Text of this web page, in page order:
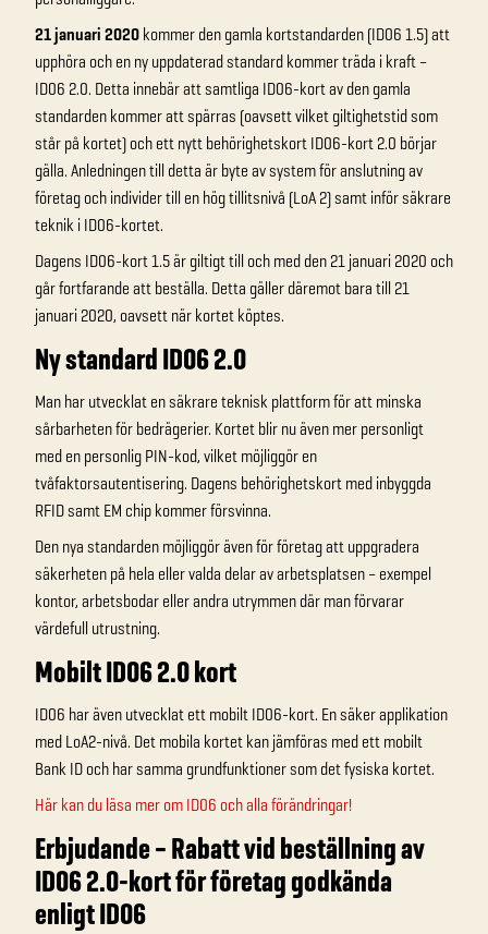
21 januari 2020kommer den gamla kortstandarden (ID06 1.5) att
upphöra och en ny uppdaterad standard kommer träda i kraft –
ID06 2.0. Detta innebär att samtliga ID06-kort av den gamla
standarden kommer att spärras (oavsett vilket giltighetstid som
står på kortet) och ett nytt behörighetskort ID06-kort 2.0 börjar
gälla. Anledningen till detta är byte av system för anslutning av
företag och individer till en hög tillitsnivå (LoA 2) samt inför säkrare
teknik i ID06-kortet.
Dagens ID06-kort 1.5 är giltigt till och med den 21 januari 2020 och
går fortfarande att beställa. Detta gäller däremot bara till 21
januari 2020, oavsett när kortet köptes.
Ny standard ID06 2.0
Man har utvecklat en säkrare teknisk plattform för att minska
sårbarheten för bedrägerier. Kortet blir nu även mer personligt
med en personlig PIN-kod, vilket möjliggör en
tvåfaktorsautentisering. Dagens behörighetskort med inbyggda
RFID samt EM chip kommer försvinna.
Den nya standarden möjliggör även för företag att uppgradera
säkerheten på hela eller valda delar av arbetsplatsen – exempel
kontor, arbetsbodar eller andra utrymmen där man förvarar
värdefull utrustning.
Mobilt ID06 2.0 kort
ID06 har även utvecklat ett mobilt ID06-kort. En säker applikation
med LoA2-nivå. Det mobila kortet kan jämföras med ett mobilt
Bank ID och har samma grundfunktioner som det fysiska kortet.
Här kan du läsa mer om ID06 och alla förändringar!
Erbjudande – Rabatt vid beställning av
ID06 2.0-kort för företag godkända
enligt ID06